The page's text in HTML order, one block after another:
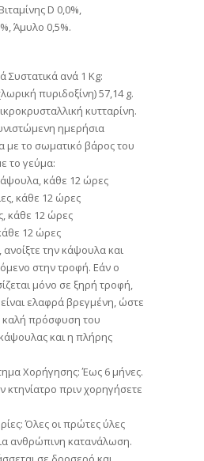
D 0,0%,
Άμυλο 0,5%.
Συστατικά ανά 1 Kg:
πυριδοξίνη) 57,14 g.
κυτταρίνη.
ηµερήσια
µε το σωµατικό βάρος του
το γεύµα:
κάθε 12 ώρες
κάθε 12 ώρες
κάθε 12 ώρες
12 ώρες
ανοίξτε την κάψουλα και
στην τροφή. Εάν ο
µόνο σε ξηρή τροφή,
ελαφρά βρεγµένη, ώστε
καλή πρόσφυση του
και η πλήρης
Χορήγησης: Έως 6 µήνες.
κτηνίατρο πριν χορηγήσετε
Όλες οι πρώτες ύλες
ανθρώπινη κατανάλωση.